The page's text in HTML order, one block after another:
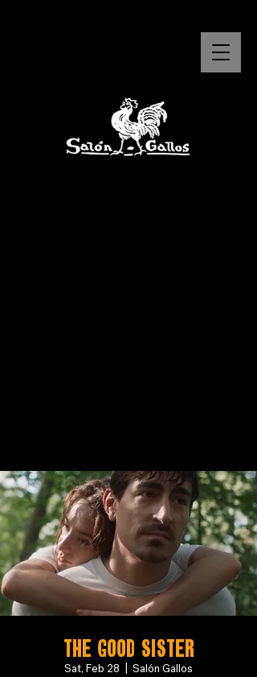
THE GOOD SISTER
Sat, Feb 28
Salón Gallos